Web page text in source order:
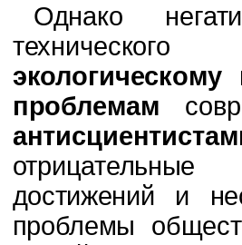
Однако
проблемам
отрицательные
достижений и
проблемы